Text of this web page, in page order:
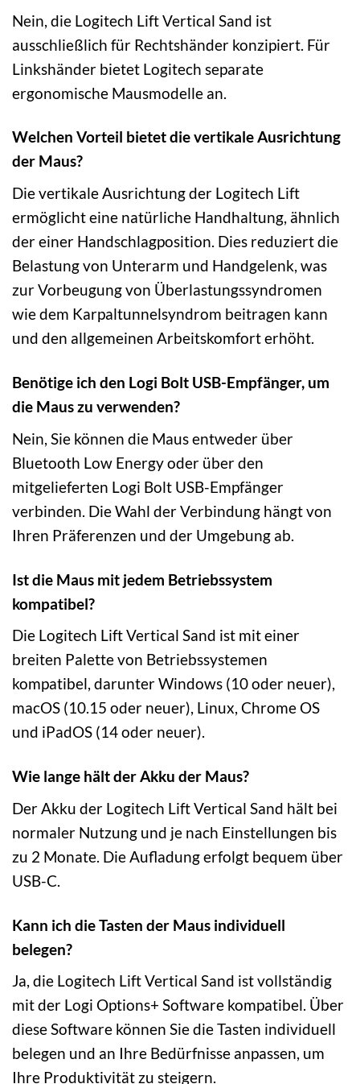
Nein, die Logitech Lift Vertical Sand ist
ausschließlich für Rechtshänder konzipiert. Für
Linkshänder bietet Logitech separate
ergonomische Mausmodelle an.
Welchen Vorteil bietet die vertikale Ausrichtung
der Maus?
Die vertikale Ausrichtung der Logitech Lift
ermöglicht eine natürliche Handhaltung, ähnlich
der einer Handschlagposition. Dies reduziert die
Belastung von Unterarm und Handgelenk, was
zur Vorbeugung von Überlastungssyndromen
wie dem Karpaltunnelsyndrom beitragen kann
und den allgemeinen Arbeitskomfort erhöht.
Benötige ich den Logi Bolt USB-Empfänger, um
die Maus zu verwenden?
Nein, Sie können die Maus entweder über
Bluetooth Low Energy oder über den
mitgelieferten Logi Bolt USB-Empfänger
verbinden. Die Wahl der Verbindung hängt von
Ihren Präferenzen und der Umgebung ab.
Ist die Maus mit jedem Betriebssystem
kompatibel?
Die Logitech Lift Vertical Sand ist mit einer
breiten Palette von Betriebssystemen
kompatibel, darunter Windows (10 oder neuer),
macOS (10.15 oder neuer), Linux, Chrome OS
und iPadOS (14 oder neuer).
Wie lange hält der Akku der Maus?
Der Akku der Logitech Lift Vertical Sand hält bei
normaler Nutzung und je nach Einstellungen bis
zu 2 Monate. Die Aufladung erfolgt bequem über
USB-C.
Kann ich die Tasten der Maus individuell
belegen?
Ja, die Logitech Lift Vertical Sand ist vollständig
mit der Logi Options+ Software kompatibel. Über
diese Software können Sie die Tasten individuell
belegen und an Ihre Bedürfnisse anpassen, um
Ihre Produktivität zu steigern.